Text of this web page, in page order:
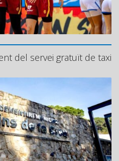
del servei gratuït de taxi